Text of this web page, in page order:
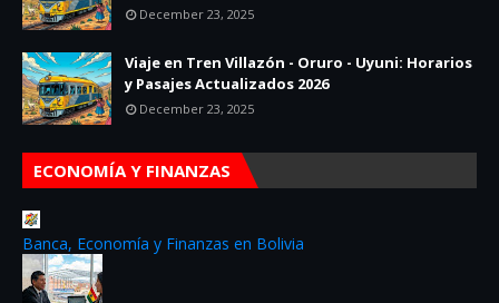
December 23, 2025
Viaje en Tren Villazón - Oruro - Uyuni: Horarios
y Pasajes Actualizados 2026
December 23, 2025
ECONOMÍA Y FINANZAS
Banca, Economía y Finanzas en Bolivia